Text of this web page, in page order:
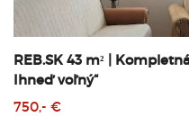
REB.SK 43 m² |
Ihneď voľný“
750,- €